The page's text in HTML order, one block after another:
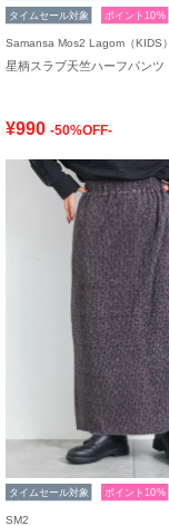
タイムセール対象 ポイント10%
Samansa Mos2 Lagom（KIDS）
星柄スラブ天竺ハーフパンツ
¥990 -50%OFF-
タイムセール対象 ポイント10%
SM2